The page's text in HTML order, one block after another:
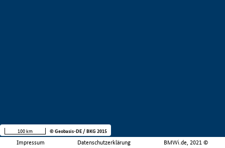
Impressum Datenschutzerklärung BMWi.de, 2021 ©
100 km © Geobasis-DE / BKG 2015